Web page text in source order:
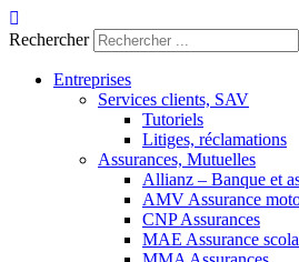
Aller
au
Rechercher
Entreprises
Services clients, SAV
Tutoriels
Litiges, réclamations
Assurances, Mutuelles
Allianz – Banque et
AMV Assurance
CNP Assurances
MAE Assurance